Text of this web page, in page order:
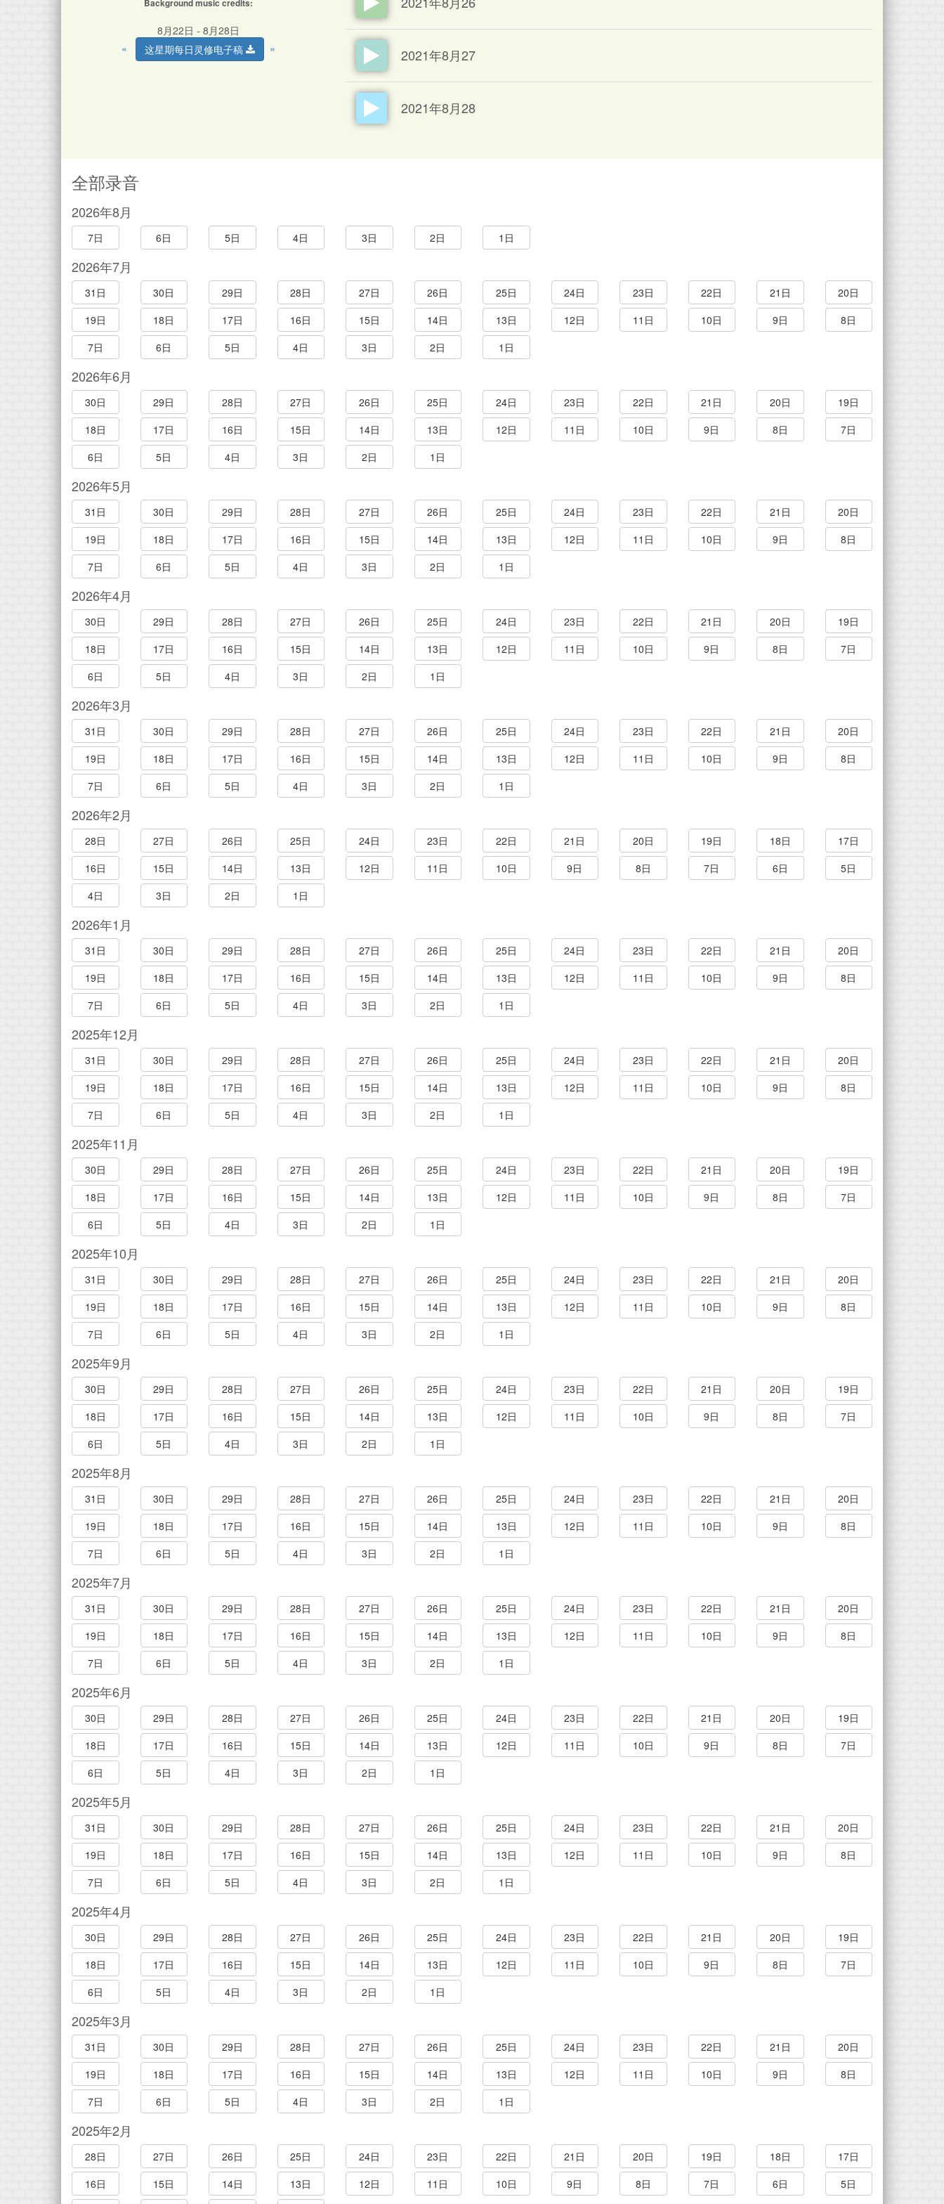
Background music credits:
8月22日 - 8月28日
«
这星期每日灵修电子稿 » 2021年8月27
2021年8月28
全部录音
2026年8月
7日 6日 5日 4日 3日 2日 1日
2026年7月
31日 30日 29日 28日 27日 26日 25日 24日 23日 22日 21日
20日
19日
18日 17日 16日 15日 14日 13日 12日 11日 10日 9日
8日
7日
6日 5日 4日 3日 2日 1日
2026年6月
30日 29日 28日 27日 26日 25日 24日 23日 22日 21日 20日
19日
18日
17日 16日 15日 14日 13日 12日 11日 10日 9日 8日
7日
6日
5日 4日 3日 2日 1日
2026年5月
31日 30日 29日 28日 27日 26日 25日 24日 23日 22日 21日
20日
19日
18日 17日 16日 15日 14日 13日 12日 11日 10日 9日
8日
7日
6日 5日 4日 3日 2日 1日
2026年4月
30日 29日 28日 27日 26日 25日 24日 23日 22日 21日 20日
19日
18日
17日 16日 15日 14日 13日 12日 11日 10日 9日 8日
7日
6日
5日 4日 3日 2日 1日
2026年3月
31日 30日 29日 28日 27日 26日 25日 24日 23日 22日 21日
20日
19日
18日 17日 16日 15日 14日 13日 12日 11日 10日 9日
8日
7日
6日 5日 4日 3日 2日 1日
2026年2月
28日 27日 26日 25日 24日 23日 22日 21日 20日 19日 18日
17日
16日
15日 14日 13日 12日 11日 10日 9日 8日 7日 6日
5日
4日
3日 2日 1日
2026年1月
31日 30日 29日 28日 27日 26日 25日 24日 23日 22日 21日
20日
19日
18日 17日 16日 15日 14日 13日 12日 11日 10日 9日
8日
7日
6日 5日 4日 3日 2日 1日
2025年12月
31日 30日 29日 28日 27日 26日 25日 24日 23日 22日 21日
20日
19日
18日 17日 16日 15日 14日 13日 12日 11日 10日 9日
8日
7日
6日 5日 4日 3日 2日 1日
2025年11月
30日 29日 28日 27日 26日 25日 24日 23日 22日 21日 20日
19日
18日
17日 16日 15日 14日 13日 12日 11日 10日 9日 8日
7日
6日
5日 4日 3日 2日 1日
2025年10月
31日 30日 29日 28日 27日 26日 25日 24日 23日 22日 21日
20日
19日
18日 17日 16日 15日 14日 13日 12日 11日 10日 9日
8日
7日
6日 5日 4日 3日 2日 1日
2025年9月
30日 29日 28日 27日 26日 25日 24日 23日 22日 21日 20日
19日
18日
17日 16日 15日 14日 13日 12日 11日 10日 9日 8日
7日
6日
5日 4日 3日 2日 1日
2025年8月
31日 30日 29日 28日 27日 26日 25日 24日 23日 22日 21日
20日
19日
18日 17日 16日 15日 14日 13日 12日 11日 10日 9日
8日
7日
6日 5日 4日 3日 2日 1日
2025年7月
31日 30日 29日 28日 27日 26日 25日 24日 23日 22日 21日
20日
19日
18日 17日 16日 15日 14日 13日 12日 11日 10日 9日
8日
7日
6日 5日 4日 3日 2日 1日
2025年6月
30日 29日 28日 27日 26日 25日 24日 23日 22日 21日 20日
19日
18日
17日 16日 15日 14日 13日 12日 11日 10日 9日 8日
7日
6日
5日 4日 3日 2日 1日
2025年5月
31日 30日 29日 28日 27日 26日 25日 24日 23日 22日 21日
20日
19日
18日 17日 16日 15日 14日 13日 12日 11日 10日 9日
8日
7日
6日 5日 4日 3日 2日 1日
2025年4月
30日 29日 28日 27日 26日 25日 24日 23日 22日 21日 20日
19日
18日
17日 16日 15日 14日 13日 12日 11日 10日 9日 8日
7日
6日
5日 4日 3日 2日 1日
2025年3月
31日 30日 29日 28日 27日 26日 25日 24日 23日 22日 21日
20日
19日
18日 17日 16日 15日 14日 13日 12日 11日 10日 9日
8日
7日
6日 5日 4日 3日 2日 1日
2025年2月
28日 27日 26日 25日 24日 23日 22日 21日 20日 19日 18日
17日
16日
15日 14日 13日 12日 11日 10日 9日 8日 7日 6日 5日